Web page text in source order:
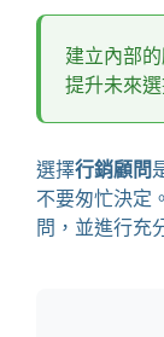
建立內部
提升未來
選擇行銷顧問
不要匆忙決定
問，並進行充